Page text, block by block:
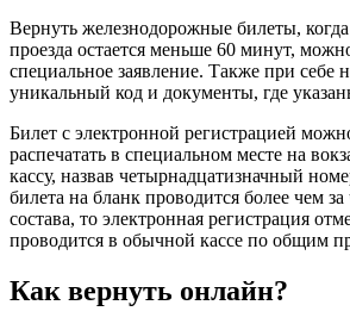
Вернуть железнодорожные билеты,
проезда остается меньше 60 минут,
специальное заявление. Также при себе
уникальный код и документы, где
Билет с электронной регистрацией
распечатать в специальном месте на
кассу, назвав четырнадцатизначный
билета на бланк проводится более чем
состава, то электронная регистрация
проводится в обычной кассе по общим
Как вернуть онлайн?